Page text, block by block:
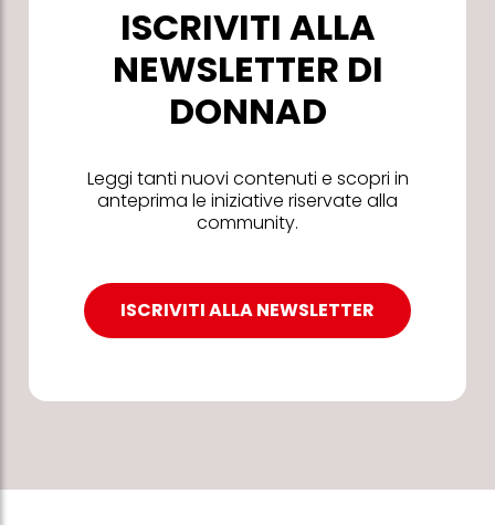
ISCRIVITI ALLA
NEWSLETTER DI
DONNAD
Leggi tanti nuovi contenuti e scopri in
anteprima le iniziative riservate alla
community.
ISCRIVITI ALLA NEWSLETTER